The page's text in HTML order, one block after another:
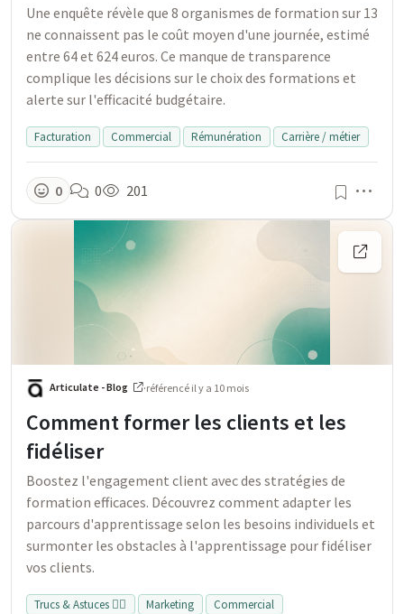
Une enquête révèle que 8 organismes de formation sur 13
ne connaissent pas le coût moyen d'une journée, estimé
entre 64 et 624 euros. Ce manque de transparence
complique les décisions sur le choix des formations et
alerte sur l'efficacité budgétaire.
Facturation Commercial Rémunération Carrière / métier
0 0 201
Articulate - Blog ·référencé il y a 10 mois
Comment former les clients et les
fidéliser
Boostez l'engagement client avec des stratégies de
formation efficaces. Découvrez comment adapter les
parcours d'apprentissage selon les besoins individuels et
surmonter les obstacles à l'apprentissage pour fidéliser
vos clients.
Trucs & Astuces 👍🏻 Marketing
Commercial